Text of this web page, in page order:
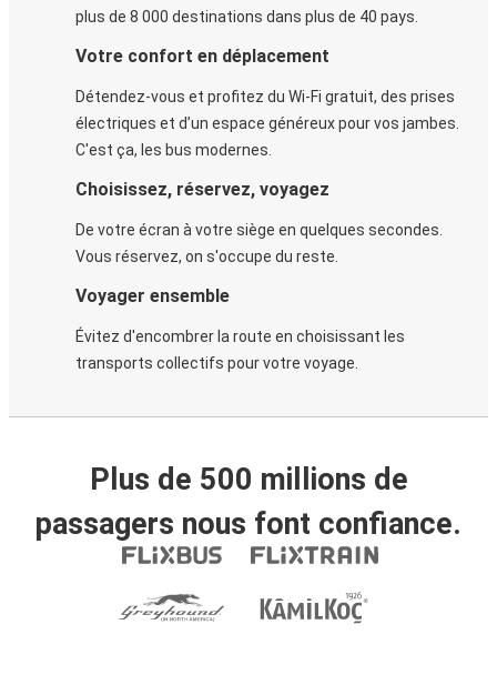
plus de 8 000 destinations dans plus de 40 pays.
Votre confort en déplacement
Détendez-vous et profitez du Wi-Fi gratuit, des prises
électriques et d’un espace généreux pour vos jambes.
C'est ça, les bus modernes.
Choisissez, réservez, voyagez
De votre écran à votre siège en quelques secondes.
Vous réservez, on s'occupe du reste.
Voyager ensemble
Évitez d'encombrer la route en choisissant les
transports collectifs pour votre voyage.
Plus de 500 millions de
passagers nous font confiance.